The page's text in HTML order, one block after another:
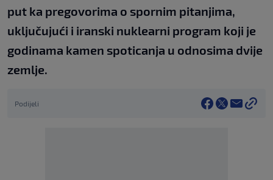
put ka pregovorima o spornim pitanjima,
uključujući i iranski nuklearni program koji je
godinama kamen spoticanja u odnosima dvije
zemlje.
Podijeli